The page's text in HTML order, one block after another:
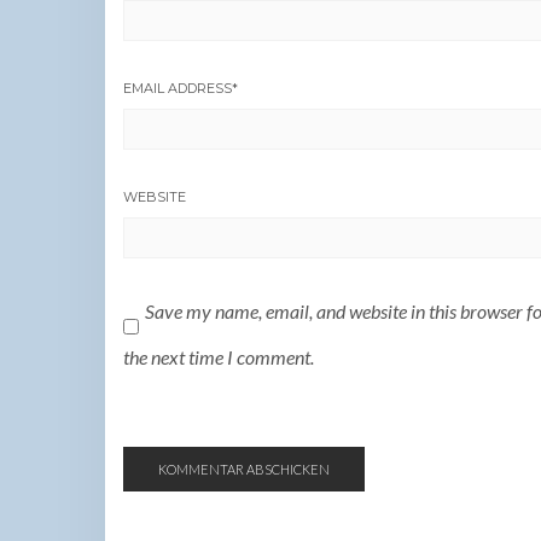
EMAIL ADDRESS*
WEBSITE
Save my name, email, and website in this browser
the next time I comment.